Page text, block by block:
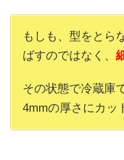
もしも、型をとら
ばすのではなく、
その状態で冷蔵庫
4mmの厚さにカッ